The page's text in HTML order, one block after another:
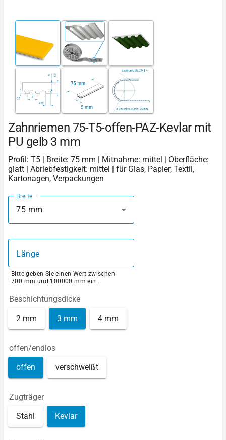
Zahnriemen 75-T5-offen-PAZ-Kevlar mit
PU gelb 3 mm
Profil: T5 | Breite: 75 mm | Mitnahme: mittel | Oberfläche:
glatt | Abriebfestigkeit: mittel | für Glas, Papier, Textil,
Kartonagen, Verpackungen
Breite
75 mm
Länge
Bitte geben Sie einen Wert zwischen
700 mm und 100000 mm ein.
Beschichtungsdicke
2 mm 3 mm 4 mm
offen/endlos
offen verschweißt
Zugträger
Stahl Kevlar